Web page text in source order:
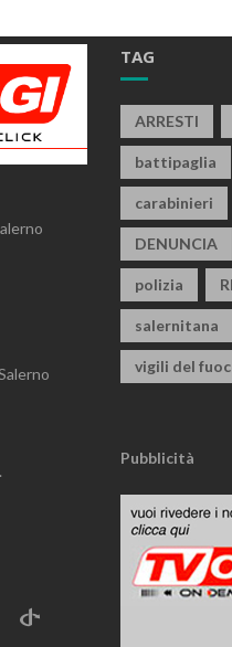
TAG
ARRESTI
battipaglia
carabinieri
DENUNCIA
polizia
salernitana
vigili del
Pubblicità